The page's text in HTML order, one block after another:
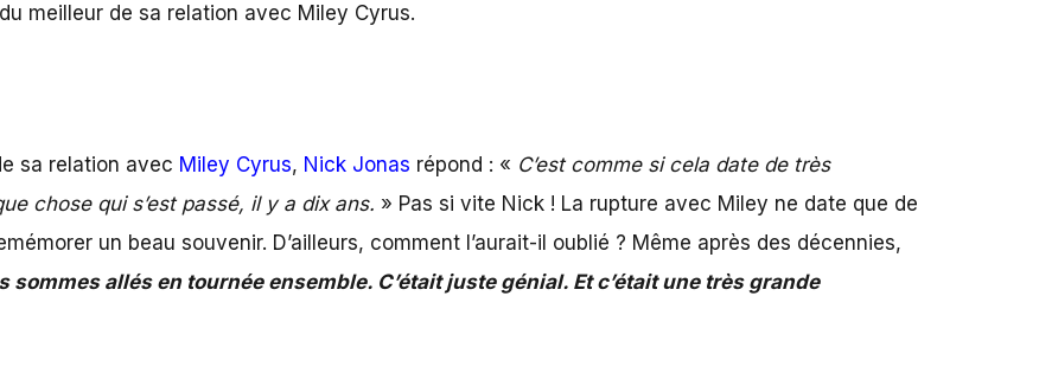
meilleur de sa relation avec Miley Cyrus.
sa relation avec Miley Cyrus, Nick Jonas répond : « C’est comme si cela date de très
chose qui s’est passé, il y a dix ans. » Pas si vite Nick ! La rupture avec Miley ne date que de
un beau souvenir. D’ailleurs, comment l’aurait-il oublié ? Même après des décennies,
sommes allés en tournée ensemble. C’était juste génial. Et c’était une très grande